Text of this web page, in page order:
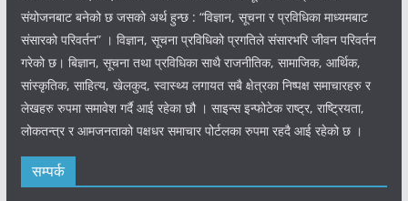
संयोजनबाट बनेको छ जसको अर्थ हुन्छ : “विज्ञान, सूचना र प्रविधिका माध्यमबाट
संसारको परिवर्तन” । विज्ञान, सूचना प्रविधिको प्रगतिले संसारभरि जीवन परिवर्तन
गरेको छ। बिज्ञान, सूचना तथा प्रविधिका साथै राजनीतिक, सामाजिक, आर्थिक,
सांस्कृतिक, साहित्य, खेलकुद, स्वास्थ्य लगायत सबै क्षेत्रका निष्पक्ष समाचारहरु र
लेखहरु रुपमा समावेश गर्दै आई रहेका छौ । साइन्स इन्फोटेक राष्ट्र, राष्ट्रियता,
लोकतन्त्र र आमजनताको पक्षधर समाचार पोर्टलका रुपमा रहदै आई रहेको छ ।
सम्पर्क